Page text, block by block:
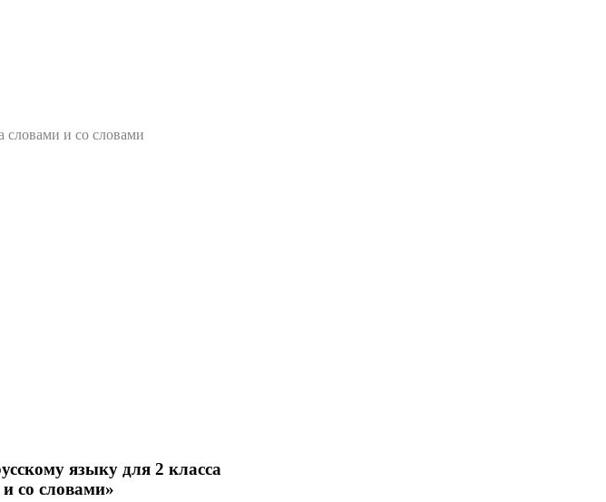
словами и со словами
языку для 2 класса
со словами»